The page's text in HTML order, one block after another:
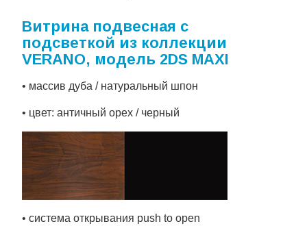
Витрина подвесная с
подсветкой из коллекции
VERANO, модель 2DS MAXI
• массив дуба / натуральный шпон
• цвет: античный орех / черный
• система открывания push to open